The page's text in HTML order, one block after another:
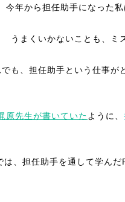
今年から担任助手になった
うまくいかないことも、ミ
も、担任助手という仕事が
原先生が書いていた ように、
は、担任助手を通して学ん